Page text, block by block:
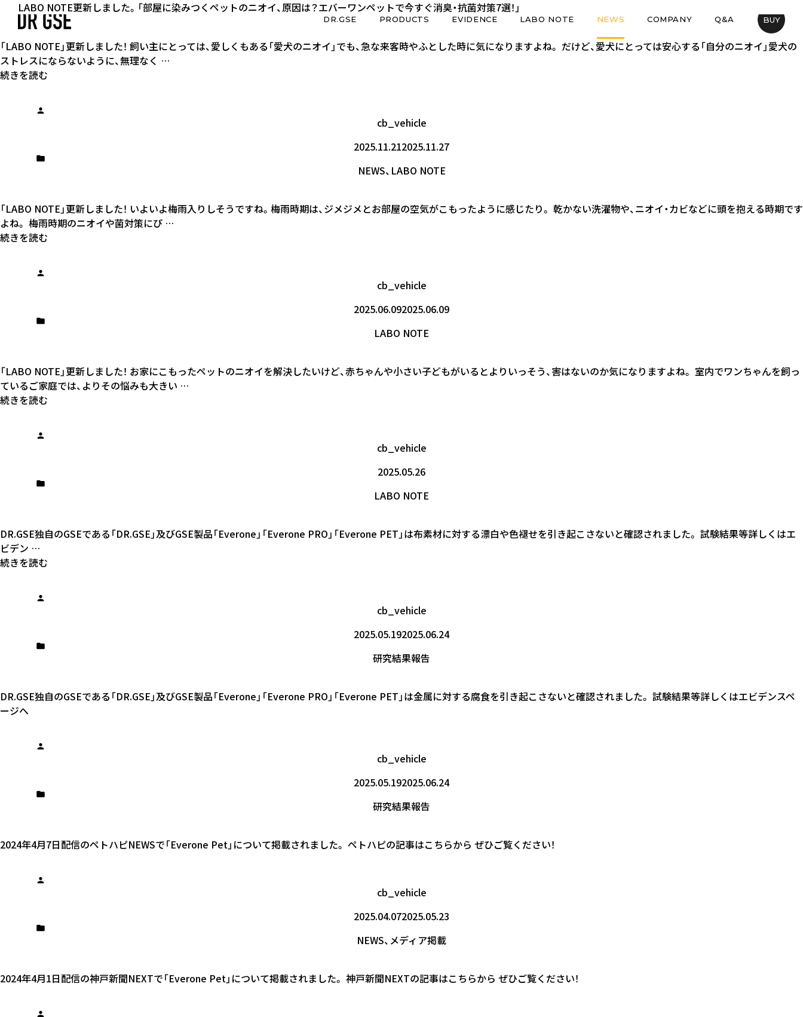
DR.GSE PRODUCTS EVIDENCE LABO NOTE NEWS COMPANY Q&A BUY
LABO NOTE更新しました。「うちの子におう？愛犬のニオイと暮らしの空気を整える」
「LABO NOTE」更新しました！ 飼い主にとっては、愛しくもある「愛犬のニオイ」でも、急な来客時やふとした時に気になりますよね。 だけど、愛犬にとっては安心する「自分のニオイ」愛犬の
ストレスにならないように、無理なく …
続きを読む
cb_vehicle
2025.11.212025.11.27
NEWS、 LABO NOTE
LABO NOTE更新しました。「部屋の空気が重たく感じたら。梅雨どきの『安心・効果的』な消臭・除菌習慣」
「LABO NOTE」更新しました！ いよいよ梅雨入りしそうですね。梅雨時期は、ジメジメとお部屋の空気がこもったように感じたり。 乾かない洗濯物や、ニオイ・カビなどに頭を抱える時期です
よね。 梅雨時期のニオイや菌対策にぴ …
続きを読む
cb_vehicle
2025.06.092025.06.09
LABO NOTE
LABO NOTE更新しました。「犬のニオイに悩むママへ。安心の消臭対策とは？」
「LABO NOTE」更新しました！ お家にこもったペットのニオイを解決したいけど、赤ちゃんや小さい子どもがいるとよりいっそう、害はないのか気になりますよね。 室内でワンちゃんを飼っ
ているご家庭では、よりその悩みも大きい …
続きを読む
cb_vehicle
2025.05.26
LABO NOTE
ボーケン品質評価機構 にて外観評価試験（漂白）を実施、布素材に対する漂白性がないと確認されました
DR.GSE独自のGSEである「DR.GSE」及びGSE製品「Everone」「Everone PRO」「Everone PET」は布素材に対する漂白や色褪せを引き起こさないと確認されました。 試験結果等詳しくはエ
ビデン …
続きを読む
cb_vehicle
2025.05.192025.06.24
研究結果報告
ボーケン品質評価機構 にて外観評価試験（腐食）を実施、金属に対する腐食性がないと確認されました。
DR.GSE独自のGSEである「DR.GSE」及びGSE製品「Everone」「Everone PRO」「Everone PET」は金属に対する腐食を引き起こさないと確認されました。 試験結果等詳しくはエビデンスペ
ージへ
cb_vehicle
2025.05.192025.06.24
研究結果報告
ペトハピで「Everone Pet」を取り上げていただきました。
2024年4月7日配信のペトハピNEWSで「Everone Pet」について掲載されました。 ペトハピの記事はこちらから ぜひご覧ください！
cb_vehicle
2025.04.072025.05.23
NEWS、 メディア掲載
神戸新聞NEXTで「Everone Pet」を取り上げていただきました。
2024年4月1日配信の神戸新聞NEXTで「Everone Pet」について掲載されました。 神戸新聞NEXTの記事はこちらから ぜひご覧ください！
ペットのニオイを根本からケア、100％天然成分の機能性消臭・抗菌剤「Everone Pet-エバーワンペット」発売開始します。
LABO NOTE更新しました。「ペットに安全な消臭スプレーは？エバーワンペットは100％天然成分で安心！」
LABO NOTE更新しました。「部屋に染みつくペットのニオイ、原因は？エバーワンペットで今すぐ消臭・抗菌対策7選！」